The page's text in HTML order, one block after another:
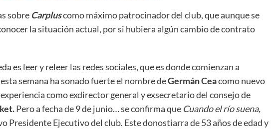
sobre Carpluscomo máximo patrocinador del club, que aunque se
la situación actual, por si hubiera algún cambio de contrato
es leer y releer las redes sociales, que es donde comienzan a
semana ha sonado fuerte el nombre deGermán Ceacomo nuevo
como exdirector general y exsecretario del consejo de
Pero a fecha de 9 de junio… se confirma que Cuando el río suena,
Presidente Ejecutivo del club. Este donostiarra de 53 años de edad y